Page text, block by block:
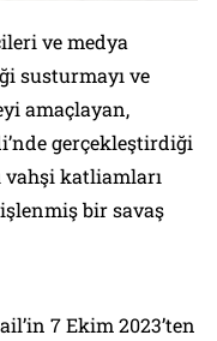
ve medya
susturmayı ve
amaçlayan,
gerçekleştirdiği
vahşi katliamları
bir savaş
7 Ekim 2023’ten